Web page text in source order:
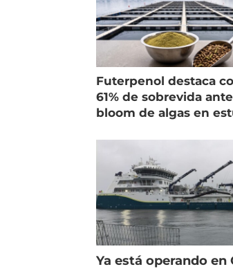
Futerpenol destaca
61% de sobrevida ante
bloom de algas en
Ya está operando en